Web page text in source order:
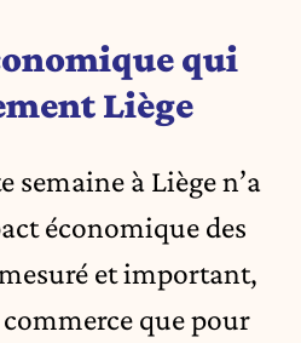
qui
Liège
semaine à Liège n’a
économique des
et important,
que pour